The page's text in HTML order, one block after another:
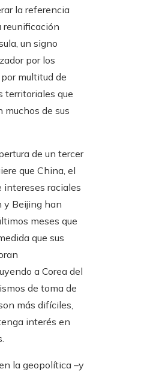
la referencia
reunificación
un signo
por los
multitud de
territoriales que
de sus
de un tercer
que China, el
intereses raciales
y Beijing han
meses que
que sus
a Corea del
de toma de
más difíciles,
interés en
la geopolítica –y